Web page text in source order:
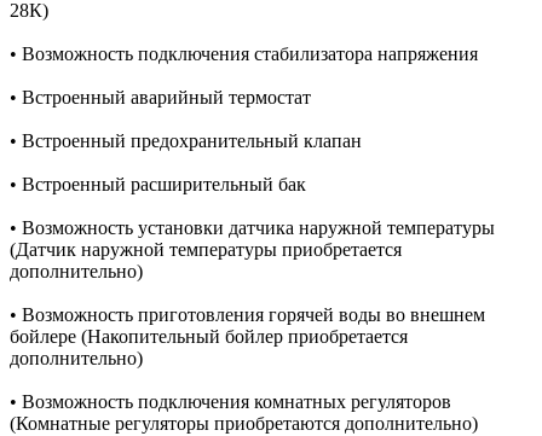
28К)
• Возможность подключения стабилизатора напряжения
• Встроенный аварийный термостат
• Встроенный предохранительный клапан
• Встроенный расширительный бак
• Возможность установки датчика наружной температуры
(Датчик наружной температуры приобретается
дополнительно)
• Возможность приготовления горячей воды во внешнем
бойлере (Накопительный бойлер приобретается
дополнительно)
• Возможность подключения комнатных регуляторов
(Комнатные регуляторы приобретаются дополнительно)